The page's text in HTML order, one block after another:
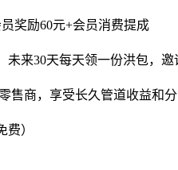
奖励60元+会员消费提成
来30天每天领一份洪包，邀
商，享受长久管道收益和分
）